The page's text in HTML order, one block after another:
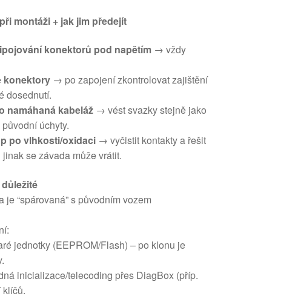
montáži + jak jim předejít
konektorů pod napětím → vždy
konektory → po zapojení zkontrolovat zajištění
dosednutí.
namáhaná kabeláž → vést svazky stejně jako
úchyty.
po vlhkosti/oxidaci → vyčistit kontakty a řešit
se závada může vrátit.
je “spárovaná” s původním vozem
jednotky (EEPROM/Flash) – po klonu je
inicializace/telecoding přes DiagBox (příp.
klíčů.